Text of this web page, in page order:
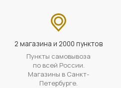
2 магазина и 2000 пунктов
Пункты самовывоза
по всей России.
Магазины в Санкт-
Петербурге.